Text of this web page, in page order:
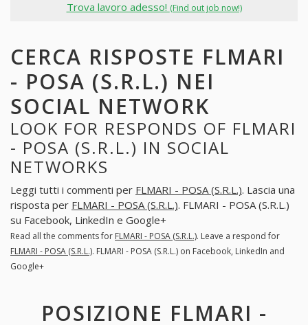
Trova lavoro adesso! (Find out job now!)
CERCA RISPOSTE FLMARI
- POSA (S.R.L.) NEI
SOCIAL NETWORK
LOOK FOR RESPONDS OF FLMARI
- POSA (S.R.L.) IN SOCIAL
NETWORKS
Leggi tutti i commenti per FLMARI - POSA (S.R.L.). Lascia una
risposta per FLMARI - POSA (S.R.L.). FLMARI - POSA (S.R.L.)
su Facebook, LinkedIn e Google+
Read all the comments for FLMARI - POSA (S.R.L.). Leave a respond for
FLMARI - POSA (S.R.L.). FLMARI - POSA (S.R.L.) on Facebook, LinkedIn and
Google+
POSIZIONE FLMARI -